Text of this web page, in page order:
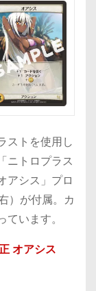
ストを使用し
ニトロプラス
アシス」プロ
）が付属。カ
います。
オアシス